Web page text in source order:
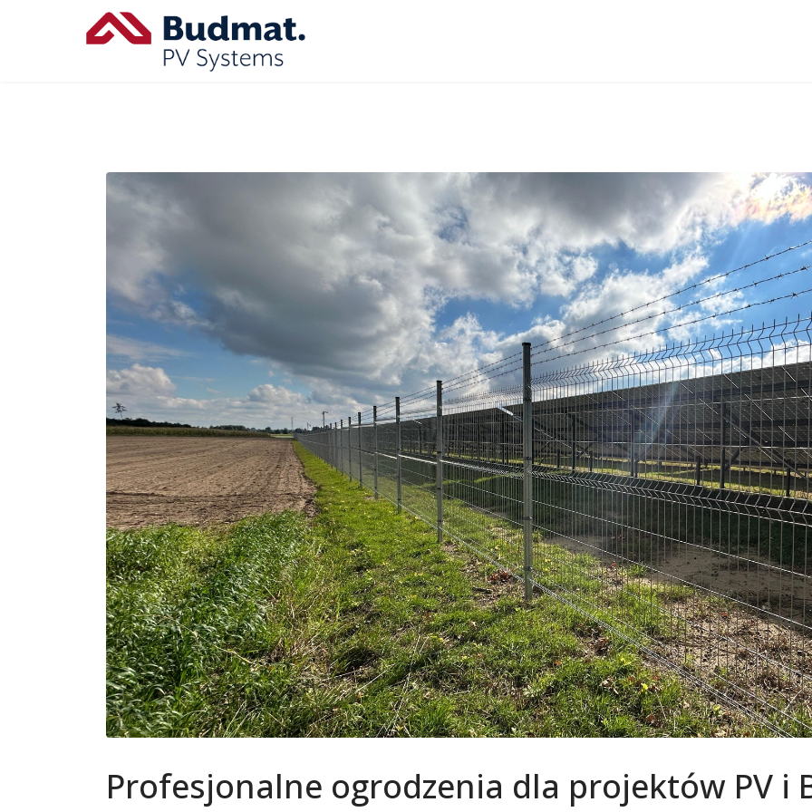
Profesjonalne ogrodzenia dla projektów PV i